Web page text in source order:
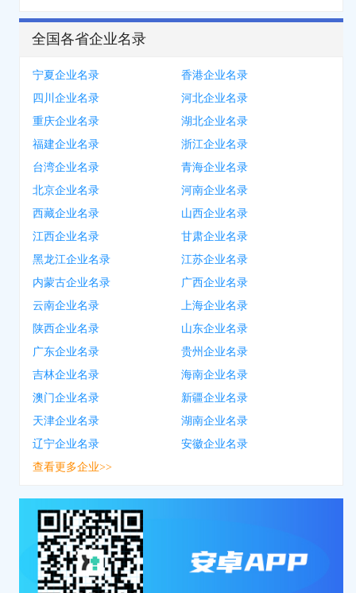
全国各省企业名录
宁夏企业名录
香港企业名录
四川企业名录
河北企业名录
重庆企业名录
湖北企业名录
福建企业名录
浙江企业名录
台湾企业名录
青海企业名录
北京企业名录
河南企业名录
西藏企业名录
山西企业名录
江西企业名录
甘肃企业名录
黑龙江企业名录
江苏企业名录
内蒙古企业名录
广西企业名录
云南企业名录
上海企业名录
陕西企业名录
山东企业名录
广东企业名录
贵州企业名录
吉林企业名录
海南企业名录
澳门企业名录
新疆企业名录
天津企业名录
湖南企业名录
辽宁企业名录
安徽企业名录
查看更多企业>>